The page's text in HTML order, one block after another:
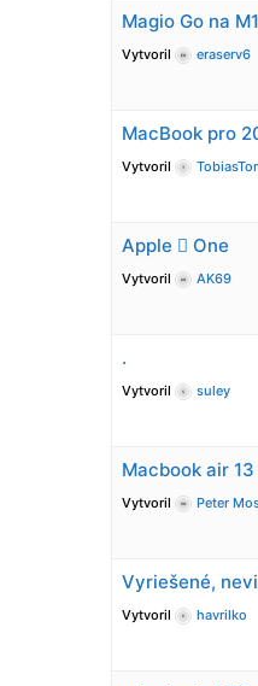
Magio Go na
Vytvoril eraserv6
MacBook pro
Vytvoril
Apple  One
Vytvoril AK69
.
Vytvoril suley
Macbook air
Vytvoril Peter
Vyriešené,
Vytvoril havrilko